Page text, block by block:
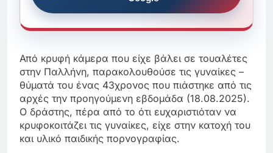
Από κρυφή κάμερα που είχε βάλει σε τουαλέτες
στην Παλλήνη, παρακολουθούσε τις γυναίκες –
θύματά του ένας 43χρονος που πιάστηκε από τις
αρχές την προηγούμενη εβδομάδα (18.08.2025).
Ο δράστης, πέρα από το ότι ευχαριστιόταν να
κρυφοκοιτάζει τις γυναίκες, είχε στην κατοχή του
και υλικό παιδικής πορνογραφίας.